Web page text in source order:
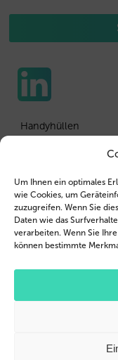
Um Ihnen ein optimales
wie Cookies, um
zuzugreifen. Wenn Sie
Daten wie das
verarbeiten. Wenn Sie
können bestimmte
Handyhüllen
Wiederverkäufer
Unternehmensprofil
Jobs
Apple Inc., die in den USA
Warenzeichen von